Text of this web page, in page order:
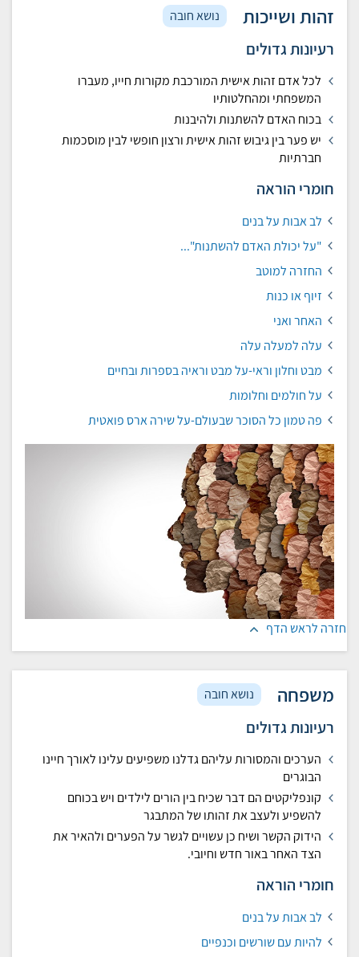
זהות ושייכות נושא חובה
רעיונות גדולים
לכל אדם זהות אישית המורכבת מקורות חייו, מעברו
המשפחתי ומהחלטותיו
בכוח האדם להשתנות ולהיבנות
יש פער בין גיבוש זהות אישית ורצון חופשי לבין מוסכמות
חברתיות
חומרי הוראה
לב אבות על בנים
"על יכולת האדם להשתנות"...
החזרה למוטב
זיוף או כנות
האחר ואני
עלה למעלה עלה
מבט וחלון וראי-על מבט וראיה בספרות ובחיים
על חולמים וחלומות
פה טמון כל הסוכר שבעולם-על שירה ארס פואטית
חזרה לראש הדף
משפחה נושא חובה
רעיונות גדולים
הערכים והמסורות עליהם גדלנו משפיעים עלינו לאורך חיינו
הבוגרים
קונפליקטים הם דבר שכיח בין הורים לילדים ויש בכוחם
להשפיע ולעצב את זהותו של המתבגר
הידוק הקשר ושיח כן עשויים לגשר על הפערים ולהאיר את
הצד האחר באור חדש וחיובי.
חומרי הוראה
לב אבות על בנים
להיות עם שורשים וכנפיים